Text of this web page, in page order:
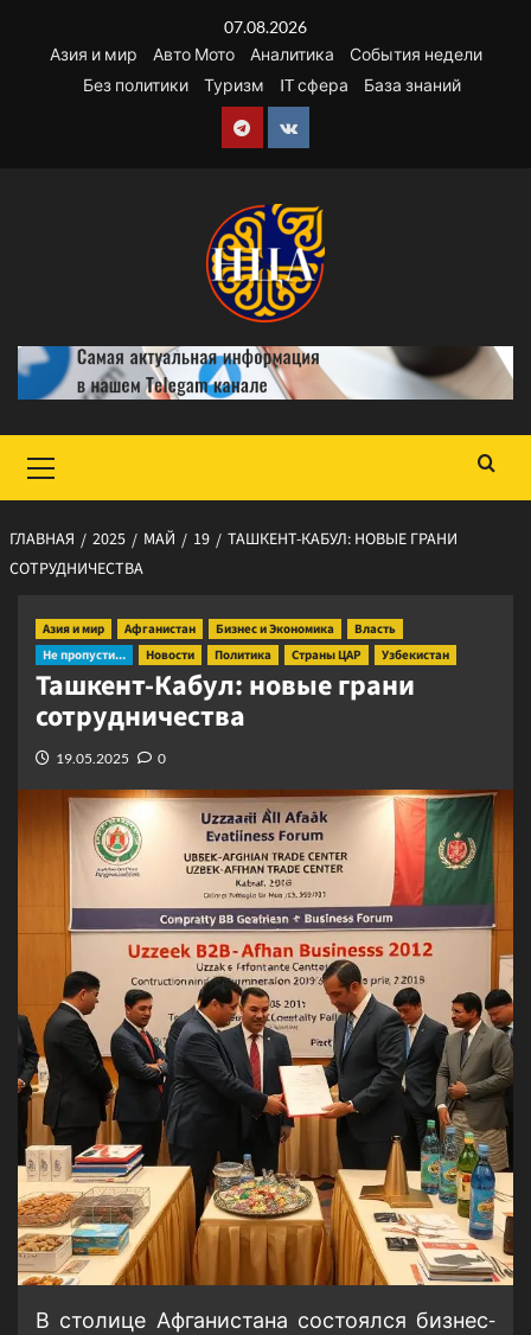
содержимому
07.08.2026
Азия и мир
Авто Мото Аналитика
События недели
Без политики
Туризм IT сфера База знаний
Telegram
VK
меню
ГЛАВНАЯ 2025 МАЙ 19
ТАШКЕНТ-КАБУЛ: НОВЫЕ ГРАНИ
СОТРУДНИЧЕСТВА
Азия и мир Афганистан Бизнес и Экономика
Власть
Не пропусти...
Новости Политика Страны ЦАР Узбекистан
Ташкент-Кабул: новые грани
сотрудничества
19.05.2025 0
В столице Афганистана состоялся бизнес-